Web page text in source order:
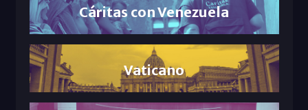
Cáritas con Venezuela
Vaticano